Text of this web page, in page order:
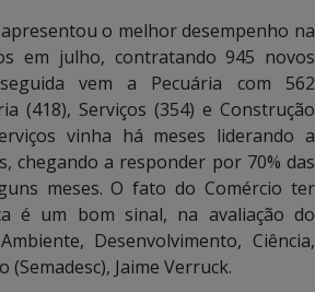
o melhor desempenho na
em julho, contratando 945 novos
vem a Pecuária com 562
(418), Serviços (354) e Construção
vinha há meses liderando a
chegando a responder por 70% das
meses. O fato do Comércio ter
é um bom sinal, na avaliação do
Desenvolvimento, Ciência,
(Semadesc), Jaime Verruck.